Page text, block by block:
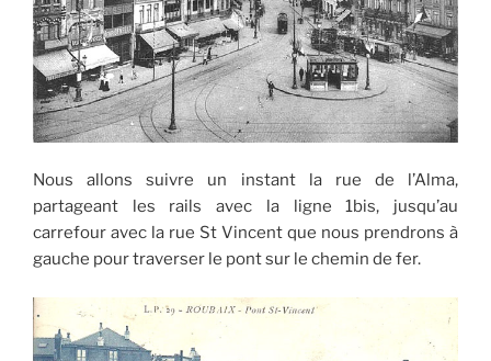
Nous allons suivre un instant la rue de l’Alma,
partageant les rails avec la ligne 1bis, jusqu’au
carrefour avec la rue St Vincent que nous prendrons à
gauche pour traverser le pont sur le chemin de fer.